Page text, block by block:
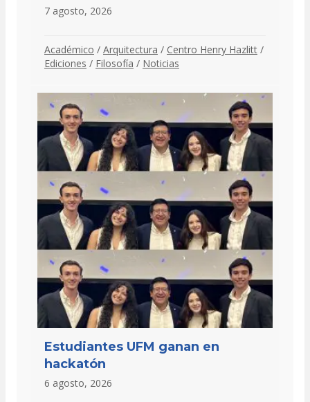
7 agosto, 2026
Académico / Arquitectura / Centro Henry Hazlitt /
Ediciones / Filosofía / Noticias
Estudiantes UFM ganan en
hackatón
6 agosto, 2026